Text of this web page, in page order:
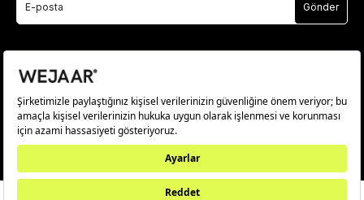
Gönder
© 2025 wejaar.com.tr. tüm hakları saklıdır.